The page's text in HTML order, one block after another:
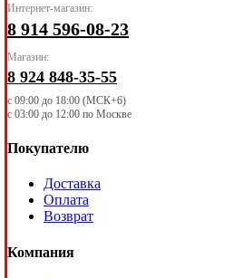
Интернет-магазин:
8 914 596-08-23
Магазин:
8 924 848-35-55
с 09:00 до 18:00 (МСК+6)
с 03:00 до 12:00 по Москве
Покупателю
Доставка
Оплата
Возврат
Компания